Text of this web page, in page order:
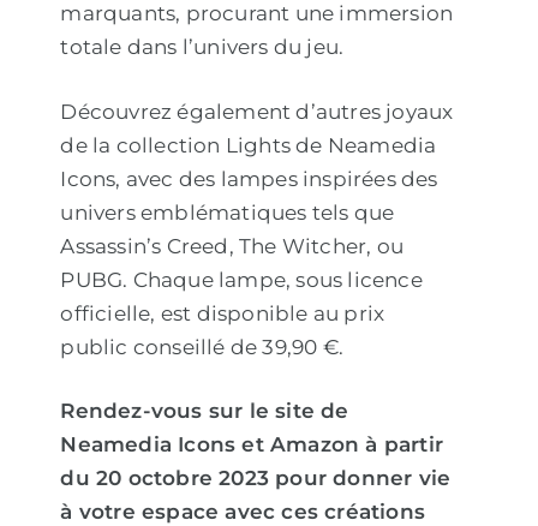
marquants, procurant une immersion
totale dans l’univers du jeu.
Découvrez également d’autres joyaux
de la collection Lights de Neamedia
Icons, avec des lampes inspirées des
univers emblématiques tels que
Assassin’s Creed, The Witcher, ou
PUBG. Chaque lampe, sous licence
officielle, est disponible au prix
public conseillé de 39,90 €.
Rendez-vous sur le site de
Neamedia Icons et Amazon à partir
du 20 octobre 2023 pour donner vie
à votre espace avec ces créations